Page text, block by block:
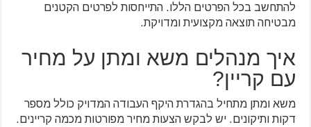
להתחשב בכל הפרטים הללו. התייחסות לפרטים הקטנים
מבטיחה תוצאה מקצועית ומדויקת.
איך מנהלים משא ומתן על מחיר
עם קריין?
משא ומתן מתחיל בהגדרת היקף העבודה המדויק כולל מספר
דקות ותיקונים. יש לבקש הצעות מחיר מפורטות מכמה קריינים.